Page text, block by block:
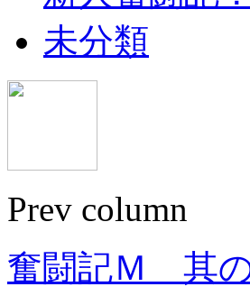
未分類
Prev column
奮闘記Ｍ 其